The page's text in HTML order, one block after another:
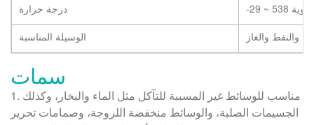
درجة حرارة
-29 ~ 538
الوسيلة المناسبة
والنفط والغاز
سمات
1. مناسب للوسائط غير المسببة للتآكل مثل الماء والبخار، وكذلك
الجسيمات الصلبة، والوسائط منخفضة اللزوجة، وصمامات تحرير